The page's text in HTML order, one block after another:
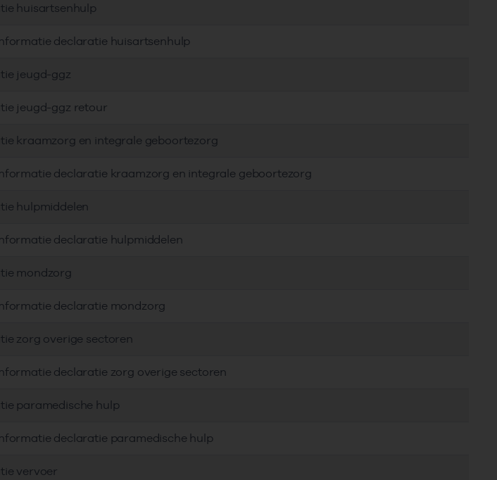
huisartsenhulp
declaratie huisartsenhulp
jeugd-ggz
jeugd-ggz retour
kraamzorg en integrale geboortezorg
declaratie kraamzorg en integrale geboortezorg
hulpmiddelen
declaratie hulpmiddelen
mondzorg
declaratie mondzorg
zorg overige sectoren
declaratie zorg overige sectoren
paramedische hulp
declaratie paramedische hulp
vervoer